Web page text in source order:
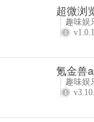
续有序发展。超微浏
趣味娱
氪金兽
趣味娱